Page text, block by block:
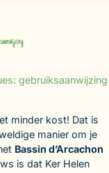
gebruiksaanwijzing
minder kost! Dat is
manier om je
Bassin d’Arcachon
is dat Ker Helen